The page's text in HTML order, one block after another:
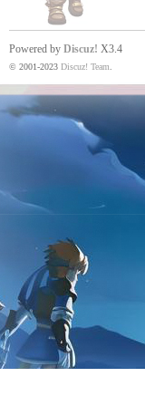
Powered by Discuz! X3.4
© 2001-2023 Discuz! Team